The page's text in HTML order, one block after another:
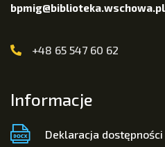
bpmig@biblioteka.wschowa.pl
+48 65 547 60 62
Informacje
Deklaracja dostępności